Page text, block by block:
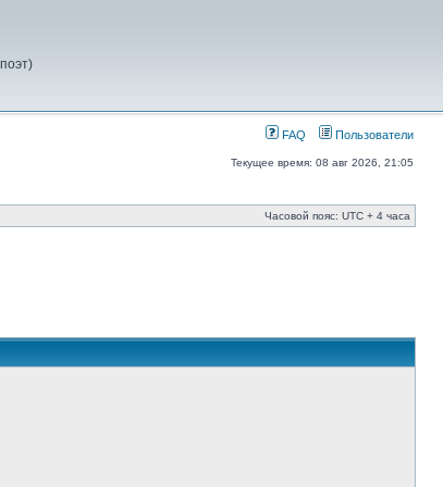
FAQ Пользователи
Текущее время: 08 авг 2026, 21:05
Часовой пояс: UTC + 4 часа